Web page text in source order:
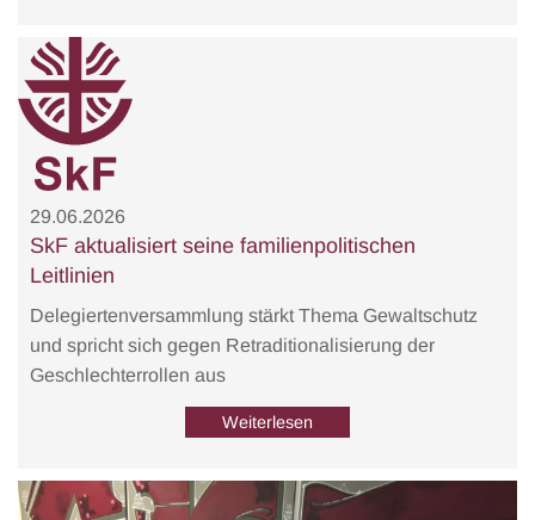
29.06.2026
SkF aktualisiert seine familienpolitischen
Leitlinien
Delegiertenversammlung stärkt Thema Gewaltschutz
und spricht sich gegen Retraditionalisierung der
Geschlechterrollen aus
Weiterlesen